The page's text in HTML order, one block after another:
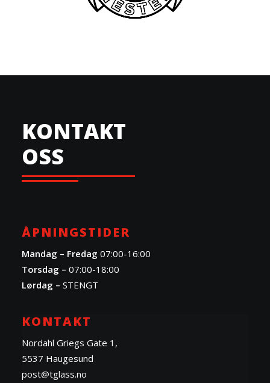
KONTAKT
OSS
ÅPNINGSTIDER
Mandag – Fredag 07:00-16:00
Torsdag – 07:00-18:00
Lørdag – STENGT
KONTAKT
Nordahl Griegs Gate 1,
5537 Haugesund
post@tglass.no